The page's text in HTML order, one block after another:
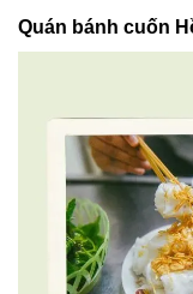
Quán bánh cuốn